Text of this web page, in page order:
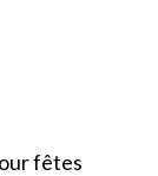
fêtes